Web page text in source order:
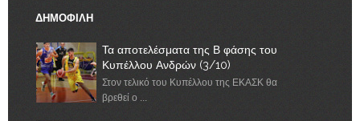
ΔΗΜΟΦΙΛΗ
Τα αποτελέσματα της Β φάσης του
Κυπέλλου Ανδρών (3/10)
Στον τελικό του Κυπέλλου της ΕΚΑΣΚ θα
βρεθεί ο ...